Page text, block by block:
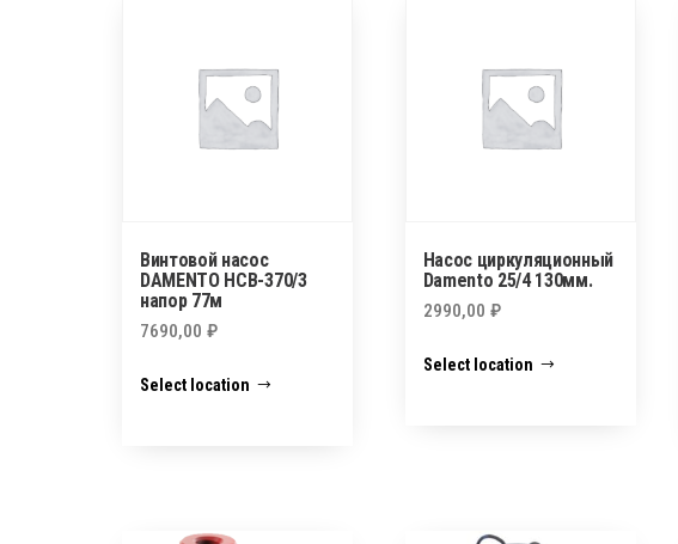
Винтовой насос
DAMENTO НСВ-370/3
напор 77м
7690,00 ₽
Select location
Насос циркуляционный
Damento 25/4 130мм.
2990,00 ₽
Select location